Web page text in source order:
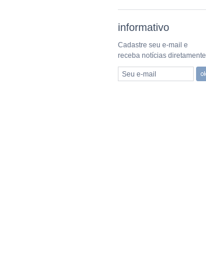
informativo
Cadastre seu e-mail e
receba notícias diretamente
Seu e-mail